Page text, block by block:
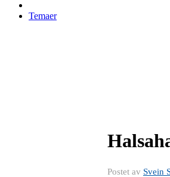
Temaer
Postet av Svein